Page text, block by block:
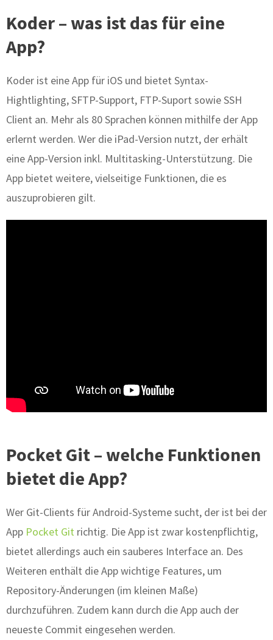
Koder – was ist das für eine
App?
Koder ist eine App für iOS und bietet Syntax-
Hightlighting, SFTP-Support, FTP-Suport sowie SSH
Client an. Mehr als 80 Sprachen können mithilfe der App
erlernt werden. Wer die iPad-Version nutzt, der erhält
eine App-Version inkl. Multitasking-Unterstützung. Die
App bietet weitere, vielseitige Funktionen, die es
auszuprobieren gilt.
Pocket Git – welche Funktionen
bietet die App?
Wer Git-Clients für Android-Systeme sucht, der ist bei der
App Pocket Git richtig. Die App ist zwar kostenpflichtig,
bietet allerdings auch ein sauberes Interface an. Des
Weiteren enthält die App wichtige Features, um
Repository-Änderungen (im kleinen Maße)
durchzuführen. Zudem kann durch die App auch der
neueste Commit eingesehen werden.